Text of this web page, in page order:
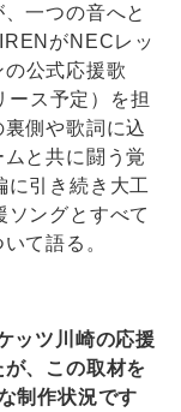
一つの音へと
がNECレッ
公式応援歌
ース予定）を担
側や歌詞に込
と共に闘う覚
引き続き大工
ングとすべて
て語る。
ツ川崎の応援
、この取材を
制作状況です